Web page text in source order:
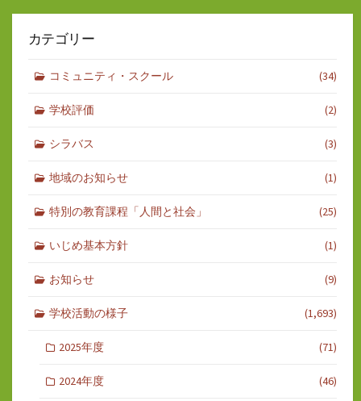
カテゴリー
コミュニティ・スクール (34)
学校評価 (2)
シラバス (3)
地域のお知らせ (1)
特別の教育課程「人間と社会」 (25)
いじめ基本方針 (1)
お知らせ (9)
学校活動の様子 (1,693)
2025年度 (71)
2024年度 (46)